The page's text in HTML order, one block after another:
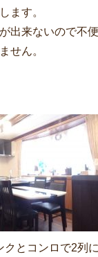
ます。
出来ないので不
せん。
クとコンロで2列